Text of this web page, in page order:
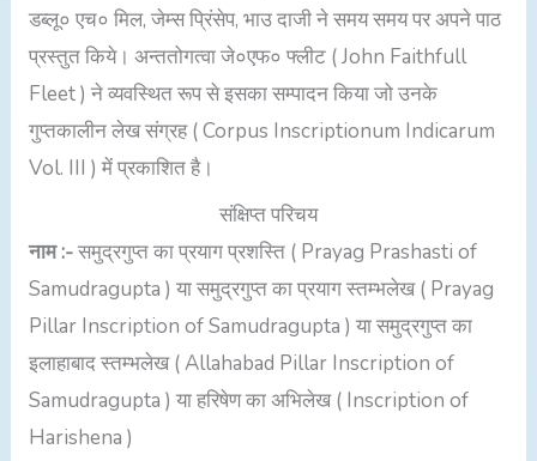
डब्लू० एच० मिल, जेम्स प्रिंसेप, भाउ दाजी ने समय समय पर अपने पाठ
प्रस्तुत किये। अन्ततोगत्वा जे०एफ० फ्लीट ( John Faithfull
Fleet ) ने व्यवस्थित रूप से इसका सम्पादन किया जो उनके
गुप्तकालीन लेख संग्रह ( Corpus Inscriptionum Indicarum
Vol. III ) में प्रकाशित है।
संक्षिप्त परिचय
नाम :-समुद्रगुप्त का प्रयाग प्रशस्ति ( Prayag Prashasti of
Samudragupta ) या समुद्रगुप्त का प्रयाग स्तम्भलेख ( Prayag
Pillar Inscription of Samudragupta ) या समुद्रगुप्त का
इलाहाबाद स्तम्भलेख ( Allahabad Pillar Inscription of
Samudragupta ) या हरिषेण का अभिलेख ( Inscription of
Harishena )